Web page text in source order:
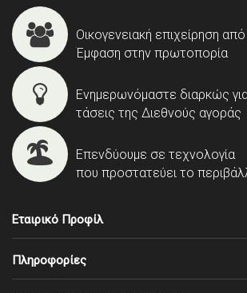
Οικογενειακή επιχείρηση
Έμφαση στην πρωτοπορία
Ενημερωνόμαστε διαρκώς
τάσεις της Διεθνούς αγοράς
Επενδύουμε σε τεχνολογία
που προστατεύει το
Εταιρικό Προφίλ
Πληροφορίες